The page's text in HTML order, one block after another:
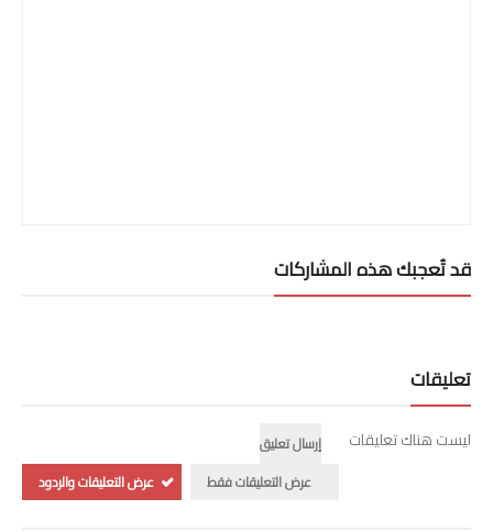
قد تُعجبك هذه المشاركات
تعليقات
ليست هناك تعليقات
إرسال تعليق
عرض التعليقات فقط
عرض التعليقات والردود